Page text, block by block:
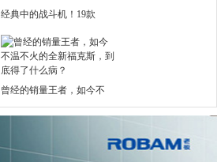
经典中的战斗机！19款
曾经的销量王者，如今不